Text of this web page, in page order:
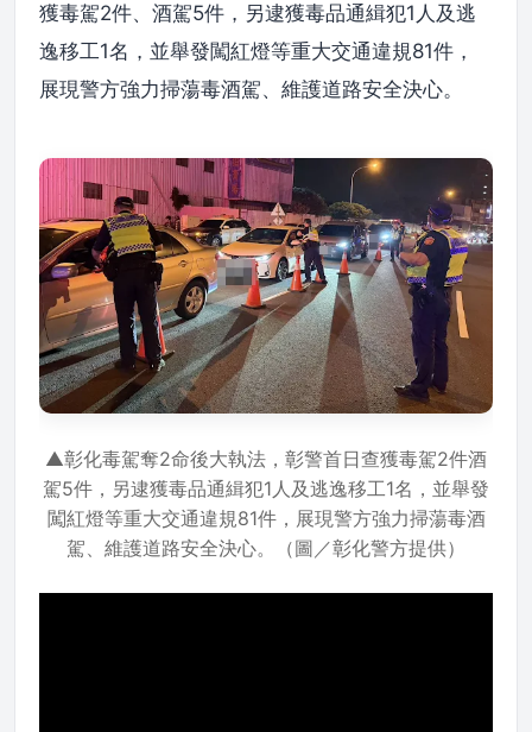
獲毒駕2件、酒駕5件，另逮獲毒品通緝犯1人及逃
逸移工1名，並舉發闖紅燈等重大交通違規81件，
展現警方強力掃蕩毒酒駕、維護道路安全決心。
▲彰化毒駕奪2命後大執法，彰警首日查獲毒駕2件酒
駕5件，另逮獲毒品通緝犯1人及逃逸移工1名，並舉發
闖紅燈等重大交通違規81件，展現警方強力掃蕩毒酒
駕、維護道路安全決心。（圖／彰化警方提供）